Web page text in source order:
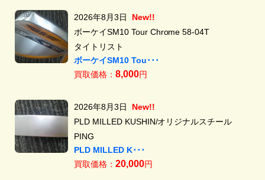
2026年8月3日
New!!
ボーケイSM10 Tour Chrome 58-04T
タイトリスト
ボーケイSM10 Tou･･･
買取価格： 8,000円
2026年8月3日
New!!
PLD MILLED KUSHIN/オリジナルスチール
PING
PLD MILLED K･･･
買取価格： 20,000円